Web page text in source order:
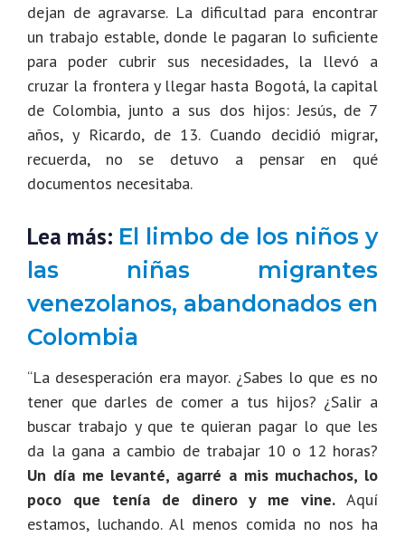
dejan de agravarse. La dificultad para encontrar
un trabajo estable, donde le pagaran lo suficiente
para poder cubrir sus necesidades, la llevó a
cruzar la frontera y llegar hasta Bogotá, la capital
de Colombia, junto a sus dos hijos: Jesús, de 7
años, y Ricardo, de 13. Cuando decidió migrar,
recuerda, no se detuvo a pensar en qué
documentos necesitaba.
Lea más: El limbo de los niños y
las niñas migrantes
venezolanos, abandonados en
Colombia
“La desesperación era mayor. ¿Sabes lo que es no
tener que darles de comer a tus hijos? ¿Salir a
buscar trabajo y que te quieran pagar lo que les
da la gana a cambio de trabajar 10 o 12 horas?
Un día me levanté, agarré a mis muchachos, lo
poco que tenía de dinero y me vine. Aquí
estamos, luchando. Al menos comida no nos ha